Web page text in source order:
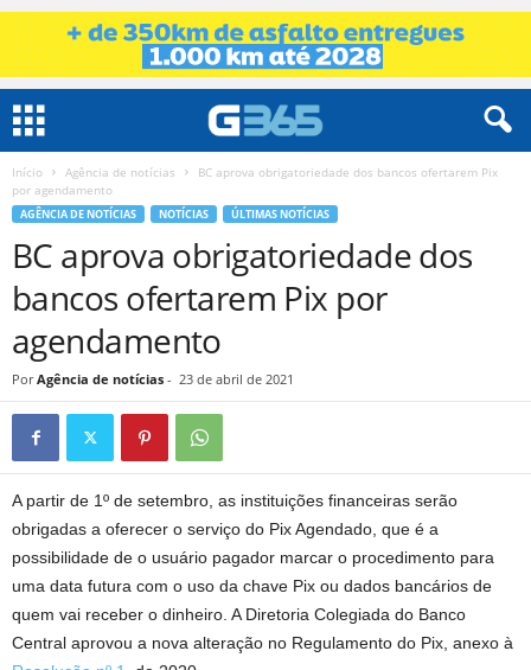
Início Agência de notícias
BC aprova obrigatoriedade dos bancos ofertarem Pix
por agendamento
AGÊNCIA DE NOTÍCIAS NOTÍCIAS ÚLTIMAS NOTÍCIAS
BC aprova obrigatoriedade dos
bancos ofertarem Pix por
agendamento
Por Agência de notícias - 23 de abril de 2021
A partir de 1º de setembro, as instituições financeiras serão
obrigadas a oferecer o serviço do Pix Agendado, que é a
possibilidade de o usuário pagador marcar o procedimento para
uma data futura com o uso da chave Pix ou dados bancários de
quem vai receber o dinheiro. A Diretoria Colegiada do Banco
Central aprovou a nova alteração no Regulamento do Pix, anexo à